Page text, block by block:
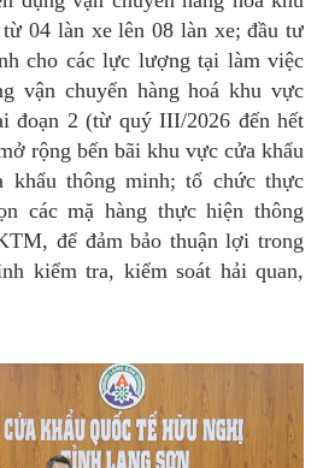
04 làn xe lên 08 làn xe; đầu tư
cho các lực lượng tại làm việc
vận chuyển hàng hoá khu vực
đoạn 2 (từ quý III/2026 đến hết
rộng bến bãi khu vực cửa khẩu
khẩu thông minh; tổ chức thực
các mặ hàng thực hiện thông
để đảm bảo thuận lợi trong
kiểm tra, kiểm soát hải quan,